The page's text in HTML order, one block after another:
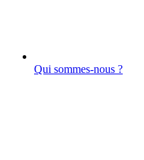
Qui sommes-nous ?